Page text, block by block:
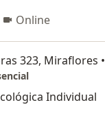
Online
323, Miraflores •
Individual